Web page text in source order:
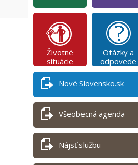
Životné
situácie
Otázky a
odpovede
Nové Slovensko.sk
Všeobecná agenda
Nájsť službu